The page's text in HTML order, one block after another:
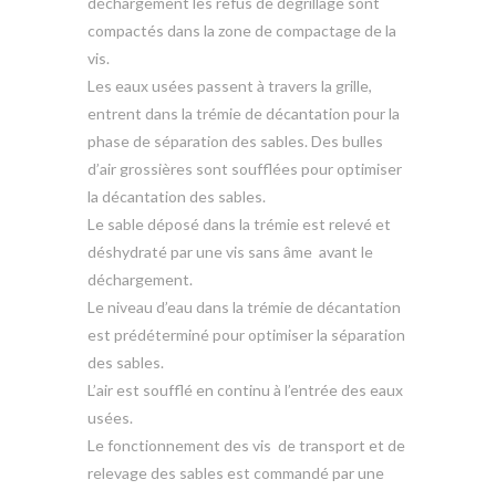
compactés dans la zone de compactage de la
vis.
Les eaux usées passent à travers la grille,
entrent dans la trémie de décantation pour la
phase de séparation des sables. Des bulles
d’air grossières sont soufflées pour optimiser
la décantation des sables.
Le sable déposé dans la trémie est relevé et
déshydraté par une vis sans âme avant le
déchargement.
Le niveau d’eau dans la trémie de décantation
est prédéterminé pour optimiser la séparation
des sables.
L’air est soufflé en continu à l’entrée des eaux
usées.
Le fonctionnement des vis de transport et de
relevage des sables est commandé par une